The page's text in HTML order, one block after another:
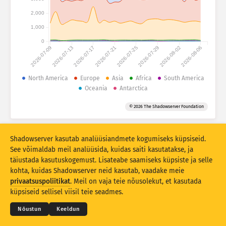
Grupeerimise alus
Stacking
Värskenda tulemusi automaatselt
Värskenda Lähtesta
Laadi alla PNG-failina Teave nende andmete kohta
kaasrahastab EL-i Euroopa ühendamise rahastu.
2026-07-092026-07-132026-07-172026-07-212026-07-252026-07-292026-08-022026-08-06
0
1,000
2,000
North America Europe Asia Africa
South America
Oceania
Antarctica
© 2026 The Shadowserver Foundation
© 2026THE SHADOWSERVER FOUNDATION
Privaatsus ja tingimused
Võtke meiega ühendust
Lõppsõna
Shadowserver kasutab analüüsiandmete kogumiseks küpsiseid.
See võimaldab meil analüüsida, kuidas saiti kasutatakse, ja
täiustada kasutuskogemust. Lisateabe saamiseks küpsiste ja selle
kohta, kuidas Shadowserver neid kasutab, vaadake meie
privaatsuspoliitikat. Meil on vaja teie nõusolekut, et kasutada
küpsiseid sellisel viisil teie seadmes.
Nõustun Keeldun